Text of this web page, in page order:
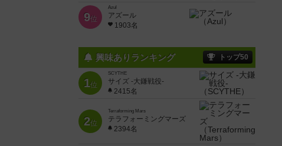
9位
Azul
アズール
1903名
興味ありランキング トップ50
1位
SCYTHE
サイズ -大鎌戦役-
2415名
2位
Terraforming Mars
テラフォーミングマーズ
2394名